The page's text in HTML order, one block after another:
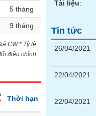
5 tháng
9 tháng
CW * Tỷ lệ
điều chỉnh
Thời hạn
Tài liệu:
Tin tức
26/04/2021
22/04/2021
22/04/2021